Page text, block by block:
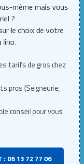
même mais vous
?
le choix de votre
lino.
tarifs de gros chez
pros (Seigneurie,
conseil pour vous
: 06 13 72 77 06